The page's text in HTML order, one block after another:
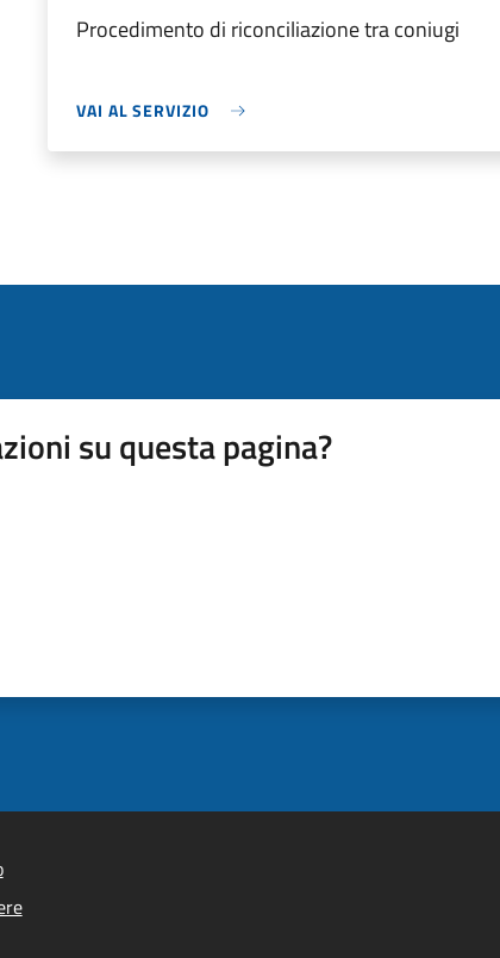
Procedimento di riconciliazione tra coniugi
VAI AL SERVIZIO
su questa pagina?